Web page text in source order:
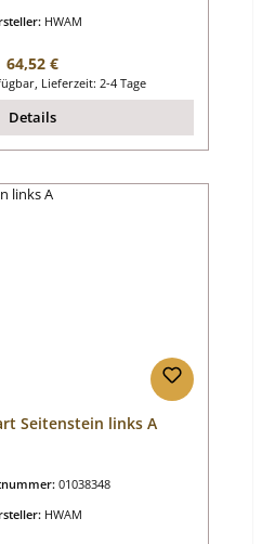
HWAM
Regulärer Preis:
64,52 €
Lieferzeit: 2-4 Tage
Details
Seitenstein links A
01038348
HWAM